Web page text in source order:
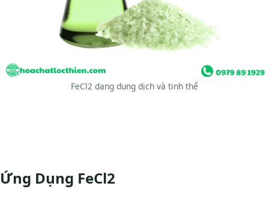
FeCl2 dạng dung dịch và tinh thể
Ứng Dụng FeCl2